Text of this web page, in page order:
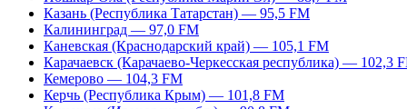
Казань (Республика Татарстан) — 95,5 FM
Калининград — 97,0 FM
Каневская (Краснодарский край) — 105,1 FM
Карачаевск (Карачаево-Черкесская республика) — 102,3
Кемерово — 104,3 FM
Керчь (Республика Крым) — 101,8 FM